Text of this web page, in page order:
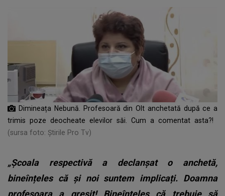
Dimineața Nebună. Profesoară din Olt anchetată după ce a
trimis poze deocheate elevilor săi. Cum a comentat asta?!
(sursa foto: Știrile Pro Tv)
„Școala respectivă a declanșat o anchetă,
bineînțeles că și noi suntem implicați. Doamna
profesoara a greșit! Bineînțeles că trebuie să